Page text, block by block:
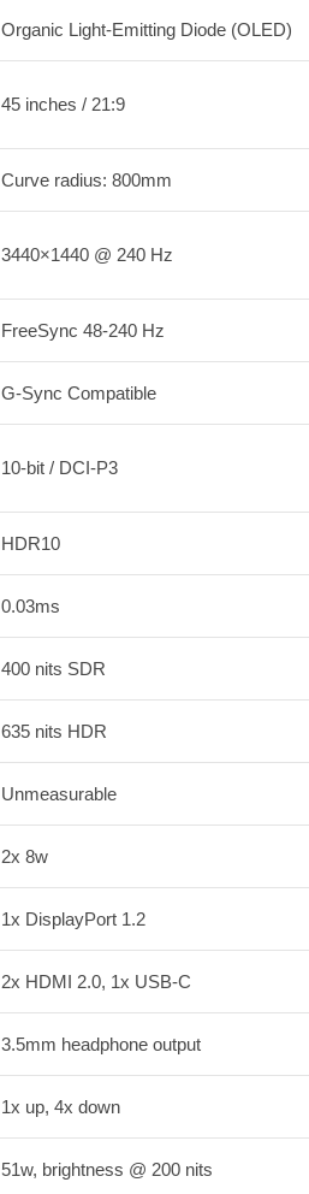
Organic Light-Emitting Diode (OLED)
45 inches / 21:9
Curve radius: 800mm
3440×1440 @ 240 Hz
FreeSync 48-240 Hz
G-Sync Compatible
10-bit / DCI-P3
HDR10
0.03ms
400 nits SDR
635 nits HDR
Unmeasurable
2x 8w
1x DisplayPort 1.2
2x HDMI 2.0, 1x USB-C
3.5mm headphone output
1x up, 4x down
51w, brightness @ 200 nits